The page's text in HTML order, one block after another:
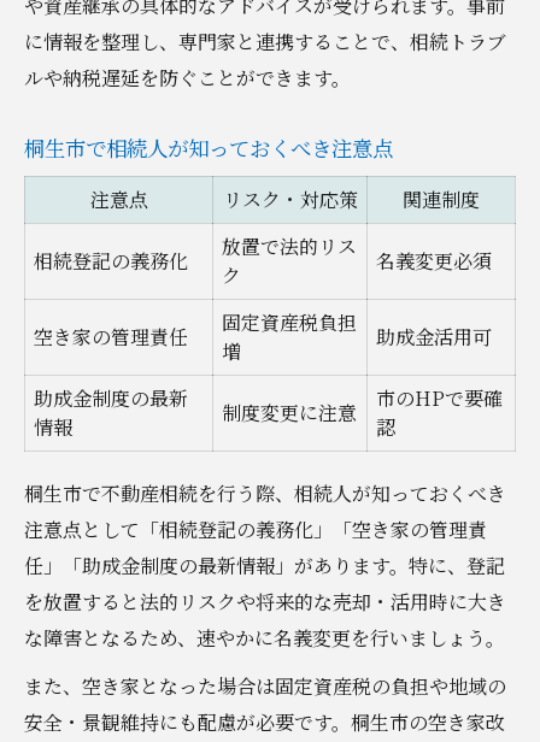
に情報を整理し、専門家と連携することで、相続トラブ
ルや納税遅延を防ぐことができます。
桐生市で相続人が知っておくべき注意点
注意点 リスク・対応策 関連制度
相続登記の義務化
放置で法的リス
ク
名義変更必須
空き家の管理責任
固定資産税負担
増
助成金活用可
助成金制度の最新
情報
制度変更に注意
市のHPで要確
認
桐生市で不動産相続を行う際、相続人が知っておくべき
注意点として「相続登記の義務化」「空き家の管理責
任」「助成金制度の最新情報」があります。特に、登記
を放置すると法的リスクや将来的な売却・活用時に大き
な障害となるため、速やかに名義変更を行いましょう。
また、空き家となった場合は固定資産税の負担や地域の
安全・景観維持にも配慮が必要です。桐生市の空き家改